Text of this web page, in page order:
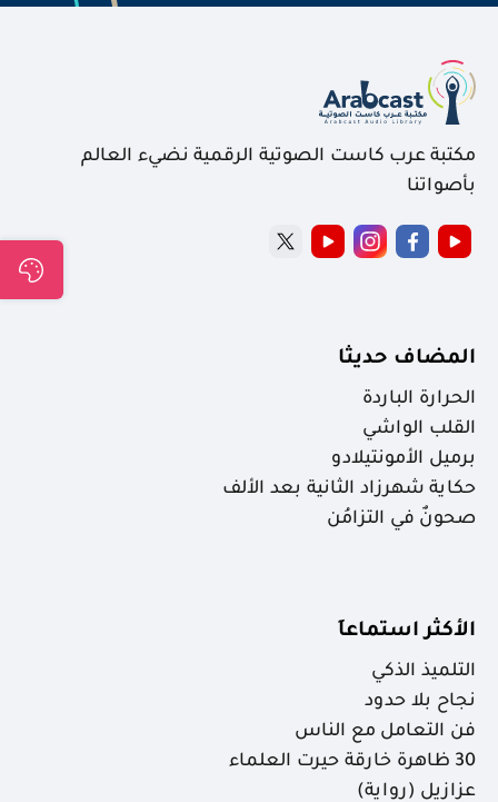
مكتبة عرب كاست الصوتية الرقمية نضيء العالم
بأصواتنا
المضاف حديثا
الحرارة الباردة
القلب الواشي
برميل الأمونتيلادو
حكاية شهرزاد الثانية بعد الألف
صحونٌ في التزامُن
الأكثر استماعاَ
التلميذ الذكي
نجاح بلا حدود
فن التعامل مع الناس
30 ظاهرة خارقة حيرت العلماء
عزازيل (رواية)